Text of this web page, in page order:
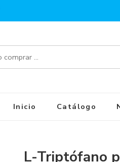
Inicio Catálogo
L-Triptófano